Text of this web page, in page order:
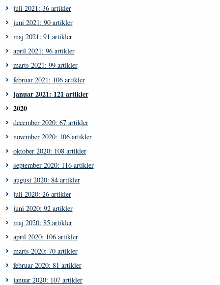
juli 2021: 36 artikler
juni 2021: 90 artikler
maj 2021: 91 artikler
april 2021: 96 artikler
marts 2021: 99 artikler
februar 2021: 106 artikler
januar 2021: 121 artikler
2020
december 2020: 67 artikler
november 2020: 106 artikler
oktober 2020: 108 artikler
september 2020: 116 artikler
august 2020: 84 artikler
juli 2020: 26 artikler
juni 2020: 92 artikler
maj 2020: 85 artikler
april 2020: 106 artikler
marts 2020: 70 artikler
februar 2020: 81 artikler
januar 2020: 107 artikler